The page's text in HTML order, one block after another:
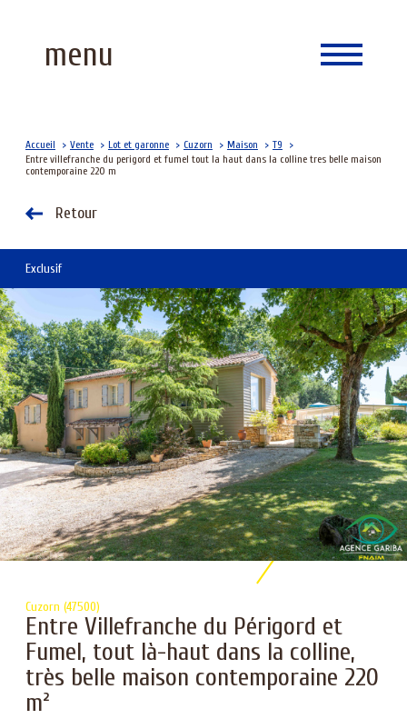
menu
Accueil Vente Lot et garonne Cuzorn Maison
T9
Entre villefranche du perigord et fumel tout la haut dans la colline tres belle maison
contemporaine 220 m
Retour
Exclusif
Cuzorn (47500)
Entre Villefranche du Périgord et
Fumel, tout là-haut dans la colline,
très belle maison contemporaine 220
m²